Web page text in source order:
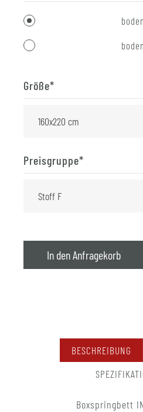
Größe*
Preisgruppe*
In den Anfragekorb
BESCHREIBUNG
Boxspringbett